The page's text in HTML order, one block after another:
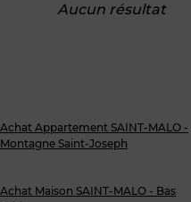
Aucun résultat
Achat Appartement SAINT-MALO -
Montagne Saint-Joseph
Achat Maison SAINT-MALO - Bas